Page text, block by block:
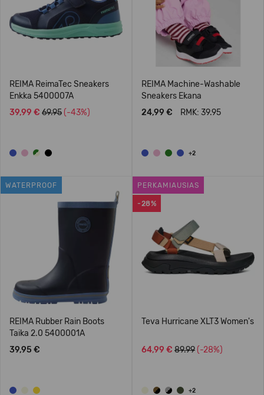
REIMA ReimaTec Sneakers
Enkka 5400007A
39,99 € 69.95 (-43%)
REIMA Machine-Washable
Sneakers Ekana
24,99 €
RMK: 39.95
+2
WATERPROOF
REIMA Rubber Rain Boots
Taika 2.0 5400001A
39,95 €
-28%
PERKAMIAUSIAS
Teva Hurricane XLT3 Women's
64,99 € 89.99 (-28%)
+2